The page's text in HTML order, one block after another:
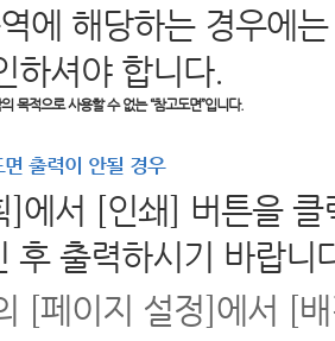
에 해당하는 경우에
하셔야 합니다.
목적으로 사용할 수 없는 “참고도면”입니다.
출력이 안될 경우
]에서 [인쇄] 버튼을
후 출력하시기 바랍니
[페이지 설정]에서 [